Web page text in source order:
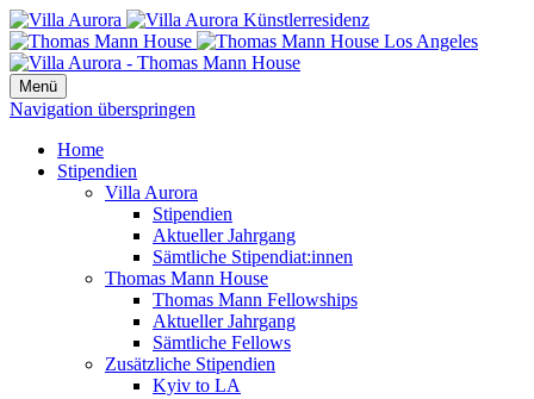
Menü
Navigation überspringen
Home
Stipendien
Villa Aurora
Stipendien
Aktueller Jahrgang
Sämtliche Stipendiat:innen
Thomas Mann House
Thomas Mann Fellowships
Aktueller Jahrgang
Sämtliche Fellows
Zusätzliche Stipendien
Kyiv to LA